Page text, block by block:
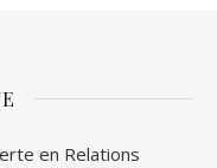
en Relations